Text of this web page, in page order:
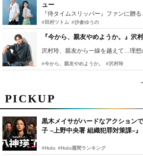
PICKUP
黒木メイサがハードなアクション
子 –上野中央署 組織犯罪対策課–』
#Hulu #Hulu週間ランキング
ュー
#田村ツトム #沙倉ゆうの
『今から、親友やめようか。』沢
沢村玲、親友から一線を越えて…理想
#今から、親友やめようか。 #沢村玲